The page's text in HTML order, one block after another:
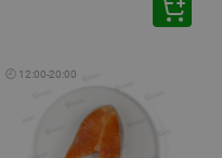
🕘 12:00-20:00